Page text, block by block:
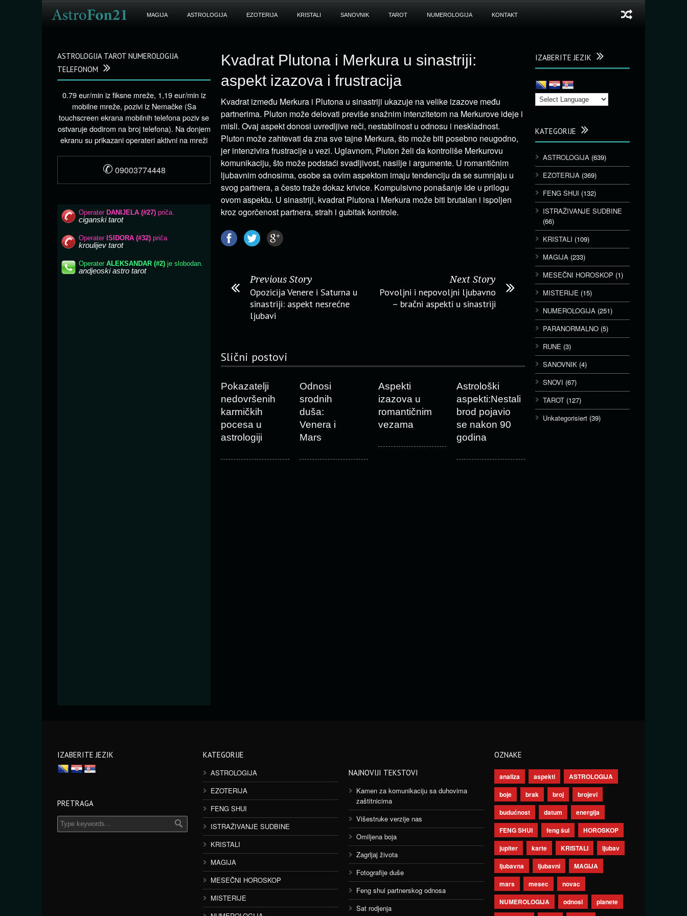
MAGIJA ASTROLOGIJA EZOTERIJA KRISTALI SANOVNIK TAROT NUMEROLOGIJA KONTAKT
Kvadrat Plutona i Merkura u sinastriji:
aspekt izazova i frustracija
Kvadrat između Merkura i Plutona u sinastriji ukazuje na velike izazove među
partnerima. Pluton može delovati previše snažnim intenzitetom na Merkurove ideje i
misli. Ovaj aspekt donosi uvredljive reči, nestabilnost u odnosu i neskladnost.
Pluton može zahtevati da zna sve tajne Merkura, što može biti posebno neugodno,
jer intenzivira frustracije u vezi. Uglavnom, Pluton želi da kontroliše Merkurovu
komunikaciju, što može podstaći svadljivost, nasilje i argumente. U romantičnim
ljubavnim odnosima, osobe sa ovim aspektom imaju tendenciju da se sumnjaju u
svog partnera, a često traže dokaz krivice. Kompulsivno ponašanje ide u prilogu
ovom aspektu. U sinastriji, kvadrat Plutona i Merkura može biti brutalan i ispoljen
kroz ogorčenost partnera, strah i gubitak kontrole.
Previous Story
Opozicija Venere i Saturna u
sinastriji: aspekt nesrećne
ljubavi
Next Story
Povoljni i nepovoljni ljubavno
– bračni aspekti u sinastriji
Slični postovi
Pokazatelji
nedovršenih
karmičkih
pocesa u
astrologiji
Odnosi
srodnih
duša:
Venera i
Mars
Aspekti
izazova u
romantičnim
vezama
Astrološki
aspekti:Nestali
brod pojavio
se nakon 90
godina
IZABERITE JEZIK
KATEGORIJE
ASTROLOGIJA (639)
EZOTERIJA (369)
FENG SHUI (132)
ISTRAŽIVANJE SUDBINE
(66)
KRISTALI (109)
MAGIJA (233)
MESEČNI HOROSKOP (1)
MISTERIJE (15)
NUMEROLOGIJA (251)
PARANORMALNO (5)
RUNE (3)
SANOVNIK (4)
SNOVI (67)
TAROT (127)
Unkategorisiert (39)
ASTROLOGIJA TAROT NUMEROLOGIJA
TELEFONOM
0.79 eur/min iz fiksne mreže, 1,19 eur/min iz
mobilne mreže, pozivi iz Nemačke (Sa
touchscreen ekrana mobilnih telefona poziv se
ostvaruje dodirom na broj telefona). Na donjem
ekranu su prikazani operateri aktivni na mreži
✆ 09003774448
IZABERITE JEZIK
PRETRAGA
KATEGORIJE
ASTROLOGIJA
EZOTERIJA
FENG SHUI
ISTRAŽIVANJE SUDBINE
KRISTALI
MAGIJA
MESEČNI HOROSKOP
MISTERIJE
NAJNOVIJI TEKSTOVI
Kamen za komunikaciju sa duhovima
zaštitnicima
Višestruke verzije nas
Omiljena boja
Zagrljaj života
Fotografije duše
Feng shui partnerskog odnosa
Sat rodjenja
OZNAKE
analiza aspekti
ASTROLOGIJA
boje
brak broj
brojevi
budućnost
datum
energija
FENG SHUI
feng šui
HOROSKOP
jupiter
karte KRISTALI
ljubav
ljubavna
ljubavni
MAGIJA
mars
mesec
novac
NUMEROLOGIJA
odnosi
planete